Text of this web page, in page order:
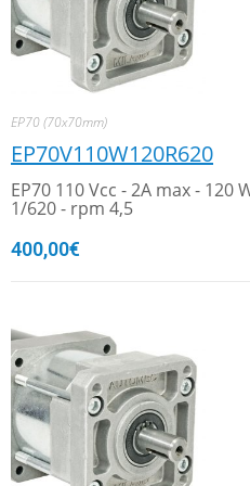
EP70 (70x70mm)
EP70V110W120R620
EP70 110 Vcc - 2A max - 120
1/620 - rpm 4,5
400,00€